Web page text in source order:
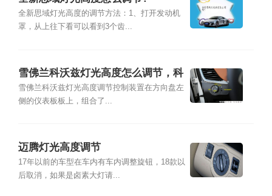
全新思域灯光高度的调节方法：1、打开发动机
罩，从上往下看可以看到3个齿...
雪佛兰科沃兹灯光高度怎么调节，科
沃兹灯光高度调节图解
雪佛兰科沃兹灯光高度调节控制装置在方向盘左
侧的仪表板板上，组合了...
迈腾灯光高度调节
17年以前的车型在车内有车内调整旋钮，18款以
后取消，如果是卤素大灯请...